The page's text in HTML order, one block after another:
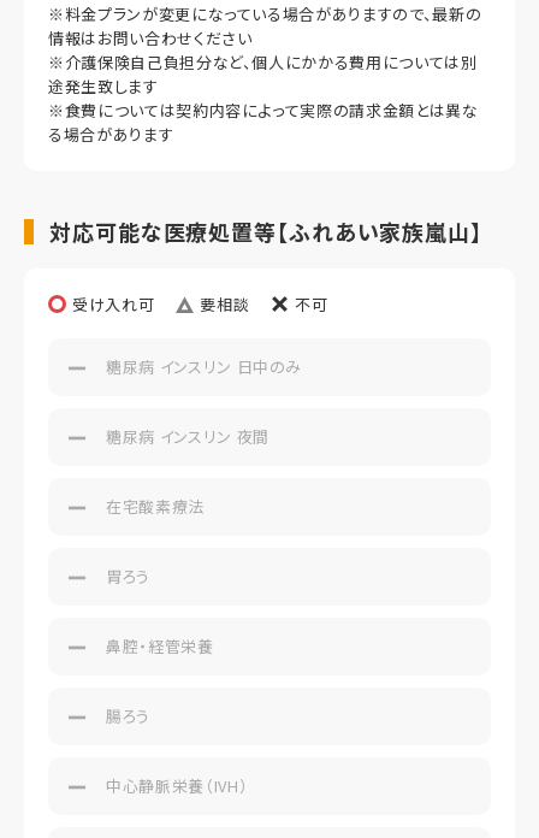
想定居住期間（償却年月数）
その他事項
※料金プランが変更になっている場合がありますので、最新の
情報はお問い合わせください
※介護保険自己負担分など、個人にかかる費用については別
途発生致します
※食費については契約内容によって実際の請求金額とは異な
る場合があります
対応可能な医療処置等【ふれあい家族嵐山】
受け入れ可 要相談 不可
糖尿病 インスリン 日中のみ
糖尿病 インスリン 夜間
在宅酸素療法
胃ろう
鼻腔・経管栄養
腸ろう
中心静脈栄養（IVH）